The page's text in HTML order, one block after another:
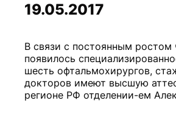
19.05.2017
В связи с постоянным ростом
появилось
шесть офтальмохирургов,
докторов имеют высшую
регионе РФ отделении-ем